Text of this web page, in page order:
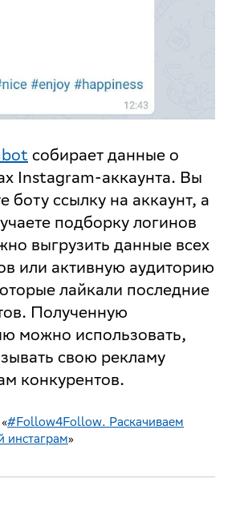
собирает данные о
Instagram-аккаунта. Вы
боту ссылку на аккаунт, а
подборку логинов
выгрузить данные всех
или активную аудиторию
лайкали последние
Полученную
можно использовать,
свою рекламу
конкурентов.
#Follow4Follow. Раскачиваем
инстаграм»